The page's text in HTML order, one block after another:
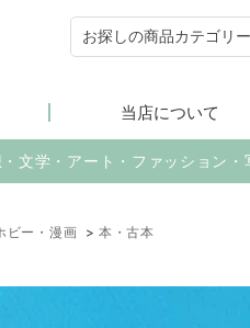
当店について
文学・アート・ファッション・
ビー・漫画 >本・古本